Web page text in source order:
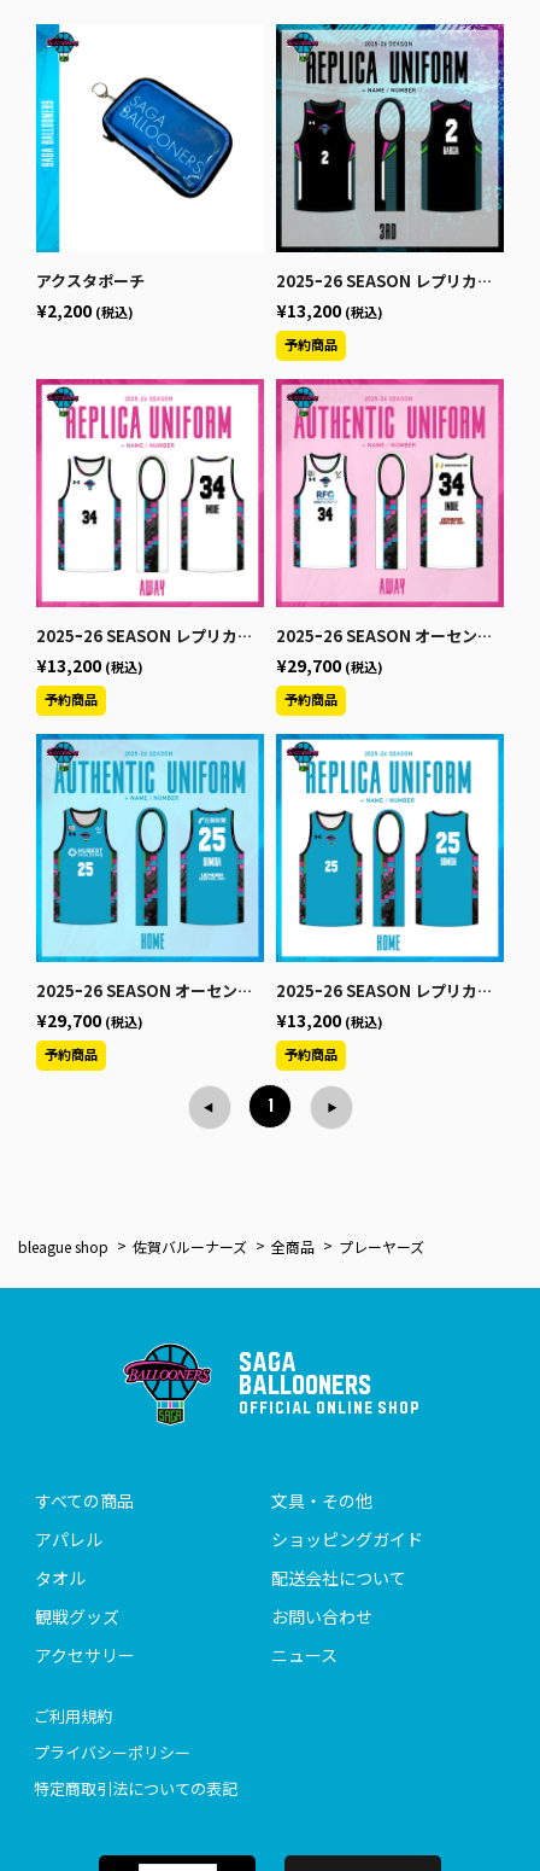
アクスタポーチ
¥2,200 (税込)
2025ｰ26 SEASON レプリカユニフォーム【3rd】
¥13,200 (税込)
2025ｰ26 SEASON レプリカユニフォーム【AWAY】
¥13,200 (税込)
2025ｰ26 SEASON オーセンティックユニフォーム【AWAY】
¥29,700 (税込)
2025ｰ26 SEASON オーセンティックユニフォーム【HOME】
¥29,700 (税込)
2025ｰ26 SEASON レプリカユニフォーム【HOME】
¥13,200 (税込)
1
bleague shop 佐賀バルーナーズ 全商品 プレーヤーズ
SAGA
BALLOONERS
OFFICIAL ONLINE SHOP
すべての商品
アパレル
タオル
観戦グッズ
アクセサリー
文具・その他
ショッピングガイド
配送会社について
お問い合わせ
ニュース
ご利用規約
プライバシーポリシー
特定商取引法についての表記